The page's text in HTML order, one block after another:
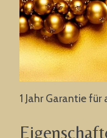
1 Jahr Garantie